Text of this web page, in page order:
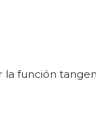
la función